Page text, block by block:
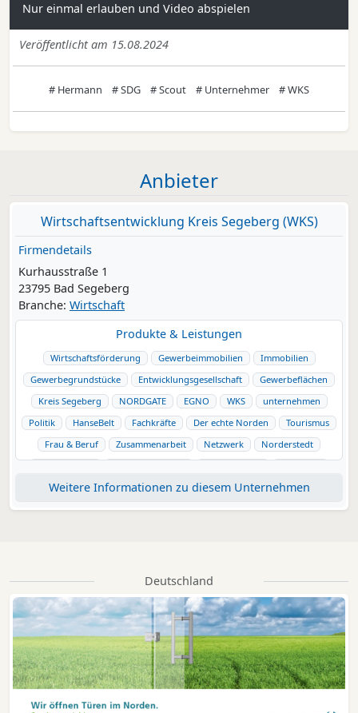
Nur einmal erlauben und Video abspielen
Veröffentlicht am 15.08.2024
# Hermann # SDG # Scout # Unternehmer # WKS
Anbieter
Wirtschaftsentwicklung Kreis Segeberg (WKS)
Firmendetails
Kurhausstraße 1
23795 Bad Segeberg
Branche: Wirtschaft
Produkte & Leistungen
Wirtschaftsförderung Gewerbeimmobilien
Immobilien
Gewerbegrundstücke
Entwicklungsgesellschaft
Gewerbeflächen
Kreis Segeberg
NORDGATE EGNO WKS
unternehmen
Politik
HanseBelt Fachkräfte Der echte Norden
Tourismus
Frau & Beruf
Zusammenarbeit Netzwerk
Norderstedt
Trappenkamp
Bad Bramstedt
Metropolregion Hamburg
Visit Segeberg
Binnenland regional
Weitere Informationen zu diesem Unternehmen
Deutschland